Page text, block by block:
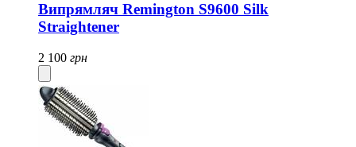
Випрямляч Remington S9600 Silk
Straightener
2 100 грн